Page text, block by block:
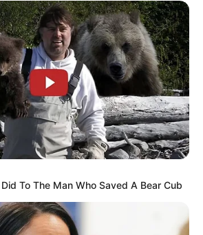
Gagal
Bikin Kamu
Anti
Konyol
To The Man Who Saved A Bear Cub